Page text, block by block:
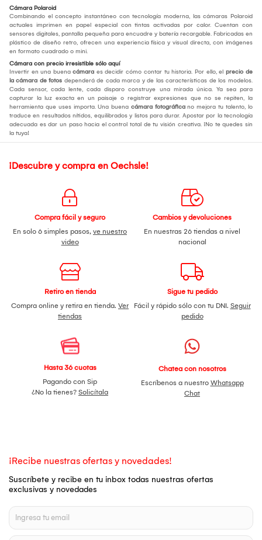
Cámara Polaroid
Combinando el concepto instantáneo con tecnología moderna, las cámaras Polaroid
actuales imprimen en papel especial con tintas activadas por calor. Cuentan con
sensores digitales, pantalla pequeña para encuadre y batería recargable. Fabricadas en
plástico de diseño retro, ofrecen una experiencia física y visual directa, con imágenes
en formato cuadrado o mini.
Cámara con precio irresistible sólo aquí
Invertir en una buena cámara es decidir cómo contar tu historia. Por ello, el precio de
la cámara de fotos dependerá de cada marca y de las características de los modelos.
Cada sensor, cada lente, cada disparo construye una mirada única. Ya sea para
capturar la luz exacta en un paisaje o registrar expresiones que no se repiten, la
herramienta que uses importa. Una buena cámara fotográfica no mejora tu talento, lo
traduce en resultados nítidos, equilibrados y listos para durar. Apostar por la tecnología
adecuada es dar un paso hacia el control total de tu visión creativa. ¡No te quedes sin
la tuya!
¡Descubre y compra en Oechsle!
Compra fácil y seguro
En solo 6 simples pasos, ve nuestro
video
Cambios y devoluciones
En nuestras 26 tiendas a nivel
nacional
Retiro en tienda
Compra online y retira en tienda. Ver
tiendas
Sigue tu pedido
Fácil y rápido sólo con tu DNI. Seguir
pedido
Hasta 36 cuotas
Pagando con Sip
¿No la tienes? Solicítala
Chatea con nosotros
Escríbenos a nuestro Whatsapp
Chat
¡Recibe nuestras ofertas y novedades!
Suscríbete y recibe en tu inbox todas nuestras ofertas
exclusivas y novedades